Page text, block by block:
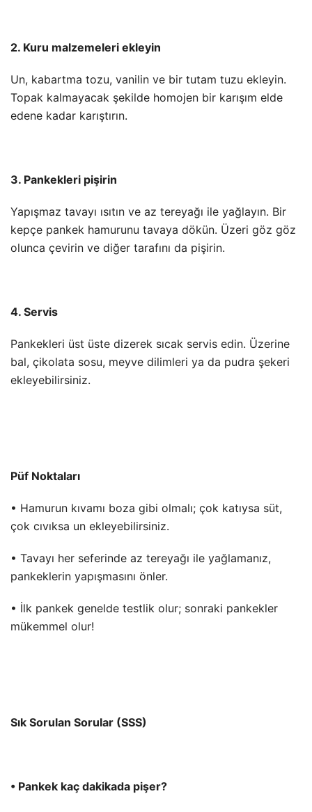
2. Kuru malzemeleri ekleyin
Un, kabartma tozu, vanilin ve bir tutam tuzu ekleyin.
Topak kalmayacak şekilde homojen bir karışım elde
edene kadar karıştırın.
3. Pankekleri pişirin
Yapışmaz tavayı ısıtın ve az tereyağı ile yağlayın. Bir
kepçe pankek hamurunu tavaya dökün. Üzeri göz göz
olunca çevirin ve diğer tarafını da pişirin.
4. Servis
Pankekleri üst üste dizerek sıcak servis edin. Üzerine
bal, çikolata sosu, meyve dilimleri ya da pudra şekeri
ekleyebilirsiniz.
Püf Noktaları
• Hamurun kıvamı boza gibi olmalı; çok katıysa süt,
çok cıvıksa un ekleyebilirsiniz.
• Tavayı her seferinde az tereyağı ile yağlamanız,
pankeklerin yapışmasını önler.
• İlk pankek genelde testlik olur; sonraki pankekler
mükemmel olur!
Sık Sorulan Sorular (SSS)
• Pankek kaç dakikada pişer?